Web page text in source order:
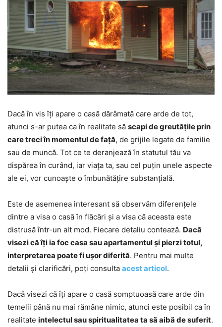
Dacă în vis îți apare o casă dărâmată care arde de tot,
atunci s-ar putea ca în realitate să scapi de greutățile prin
care treci în momentul de față, de grijile legate de familie
sau de muncă. Tot ce te deranjează în statutul tău va
dispărea în curând, iar viața ta, sau cel puțin unele aspecte
ale ei, vor cunoaște o îmbunătățire substanțială.
Este de asemenea interesant să observăm diferențele
dintre a visa o casă în flăcări și a visa că aceasta este
distrusă într-un alt mod. Fiecare detaliu contează. Dacă
visezi că îți ia foc casa sau apartamentul și pierzi totul,
interpretarea poate fi ușor diferită. Pentru mai multe
detalii și clarificări, poți consulta acest articol.
Dacă visezi că îți apare o casă somptuoasă care arde din
temelii până nu mai rămâne nimic, atunci este posibil ca în
realitate intelectul sau spiritualitatea ta să aibă de suferit.